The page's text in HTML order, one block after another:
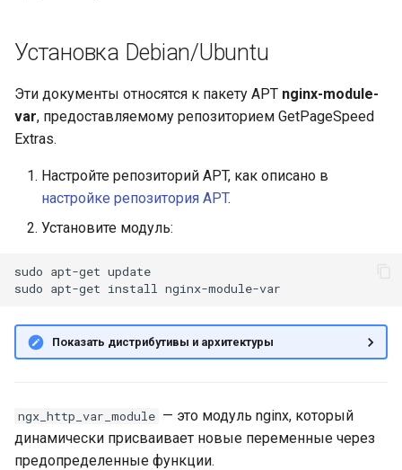
ц
я
п
к
Возвращает 1, если
равен 0, в противном
случае возвращает 0
входные параметры
непустые и не равны 0, в
противном случае
Возвращает 1, если любой
и не равен 0, в противном
случае возвращает 0
Проверяет, является ли
строка пустой, возвращает
Установка Debian/Ubuntu
Эти документы относятся к пакету APT nginx-module-
var, предоставляемому репозиторием GetPageSpeed
Extras.
Настройте репозиторий APT, как описано в
настройке репозитория APT.
Установите модуль:
sudo apt-get update
sudo apt-get install
Показать дистрибутивы и архитектуры
ngx_http_var_module — это модуль nginx, который
динамически присваивает новые переменные через
предопределенные функции.